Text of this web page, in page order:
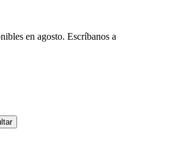
en agosto. Escríbanos a